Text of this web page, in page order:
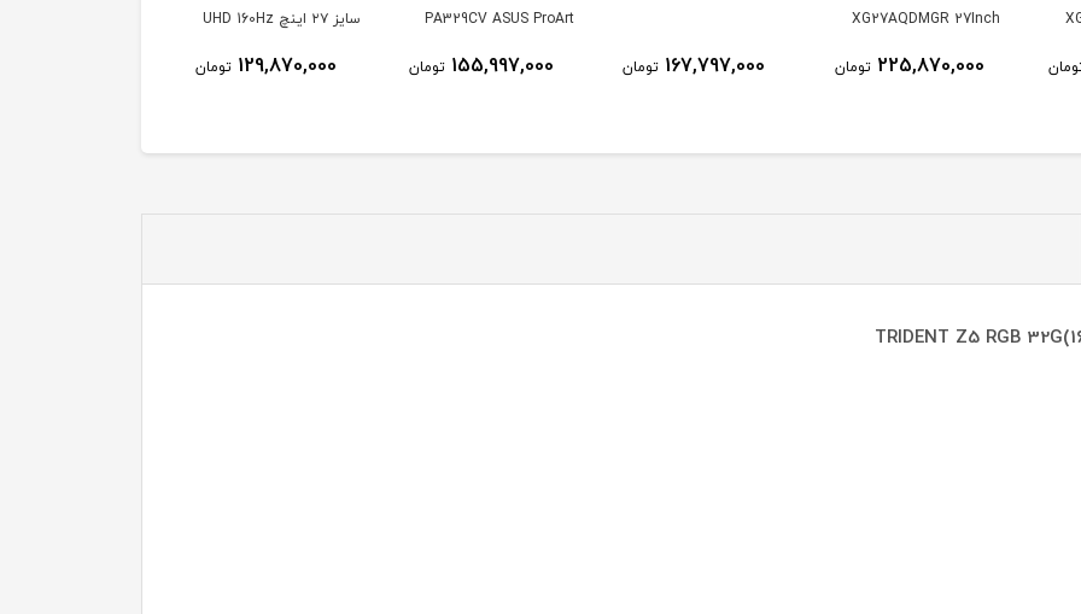
XG27AQDMGR 27Inch
240Hz 0.03ms 250Nits
225,870,000 تومان 167,797,000 تومان
PA329CV ASUS ProArt
Inch IPS 4K UHD
155,997,000 تومان
سایز ۲۷ اینچ UHD 160Hz
129,870,000 تومان